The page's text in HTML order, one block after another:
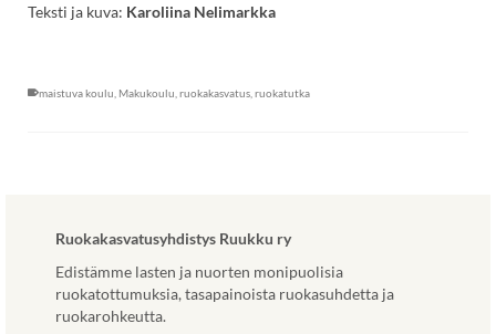
Teksti ja kuva: Karoliina Nelimarkka
maistuva koulu Makukoulu ruokakasvatus ruokatutka
Ruokakasvatusyhdistys Ruukku ry
Edistämme lasten ja nuorten monipuolisia
ruokatottumuksia, tasapainoista ruokasuhdetta ja
ruokarohkeutta.